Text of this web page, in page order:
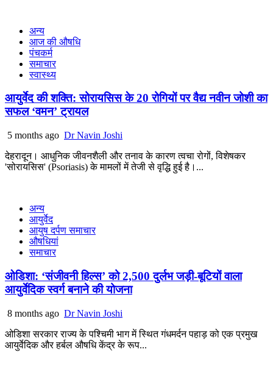
अन्य
आज की औषधि
पंचकर्म
समाचार
स्वास्थ्य
आयुर्वेद की शक्ति: सोरायसिस के 20 रोगियों पर वैद्य नवीन जोशी का
सफल ‘वमन’ ट्रायल
5 months ago Dr Navin Joshi
देहरादून। आधुनिक जीवनशैली और तनाव के कारण त्वचा रोगों, विशेषकर
'सोरायसिस' (Psoriasis) के मामलों में तेजी से वृद्धि हुई है।...
अन्य
आयुर्वेद
आयुष दर्पण समाचार
औषधियां
समाचार
ओडिशा: ‘संजीवनी हिल्स’ को 2,500 दुर्लभ जड़ी-बूटियों वाला
आयुर्वेदिक स्वर्ग बनाने की योजना
8 months ago Dr Navin Joshi
ओडिशा सरकार राज्य के पश्चिमी भाग में स्थित गंधमर्दन पहाड़ को एक प्रमुख
आयुर्वेदिक और हर्बल औषधि केंद्र के रूप...